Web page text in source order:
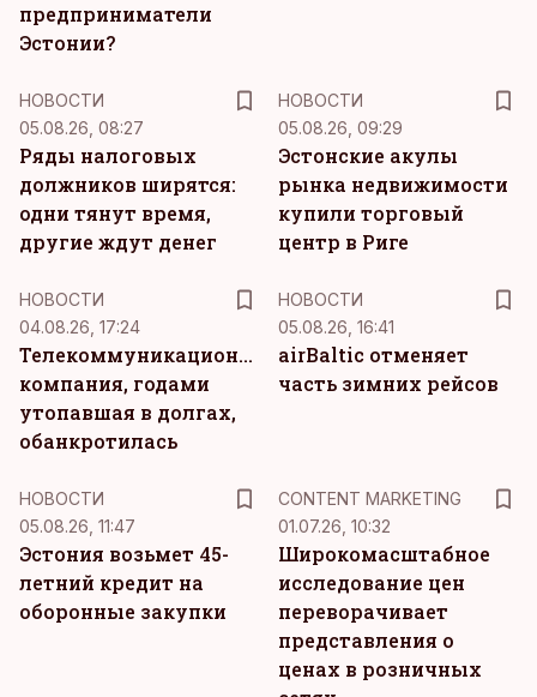
предприниматели
Эстонии?
НОВОСТИ
05.08.26, 08:27
Ряды налоговых
должников ширятся:
одни тянут время,
другие ждут денег
НОВОСТИ
05.08.26, 09:29
Эстонские акулы
рынка недвижимости
купили торговый
центр в Риге
НОВОСТИ
04.08.26, 17:24
Телекоммуникационная
компания, годами
утопавшая в долгах,
обанкротилась
НОВОСТИ
05.08.26, 16:41
airBaltic отменяет
часть зимних рейсов
НОВОСТИ
05.08.26, 11:47
Эстония возьмет 45-
летний кредит на
оборонные закупки
CONTENT MARKETING
01.07.26, 10:32
Широкомасштабное
исследование цен
переворачивает
представления о
ценах в розничных